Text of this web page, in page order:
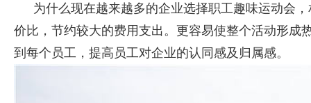
为什么现在越来越多的企业选择职工趣味运动会
价比，节约较大的费用支出。更容易使整个活动形成
到每个员工，提高员工对企业的认同感及归属感。